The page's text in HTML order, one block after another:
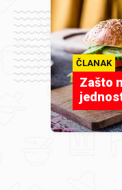
ČLANAK
Zašto